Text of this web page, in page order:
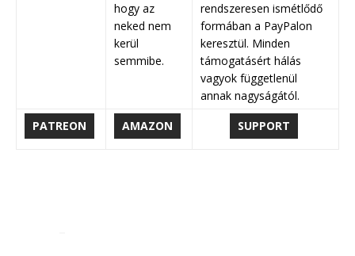
hogy az
neked nem
kerül
semmibe.
rendszeresen ismétlődő
formában a PayPalon
keresztül. Minden
támogatásért hálás
vagyok függetlenül
annak nagyságától.
PATREON
AMAZON SUPPORT